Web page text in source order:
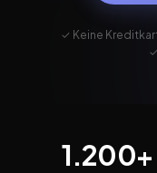
✓ Keine
1.200+